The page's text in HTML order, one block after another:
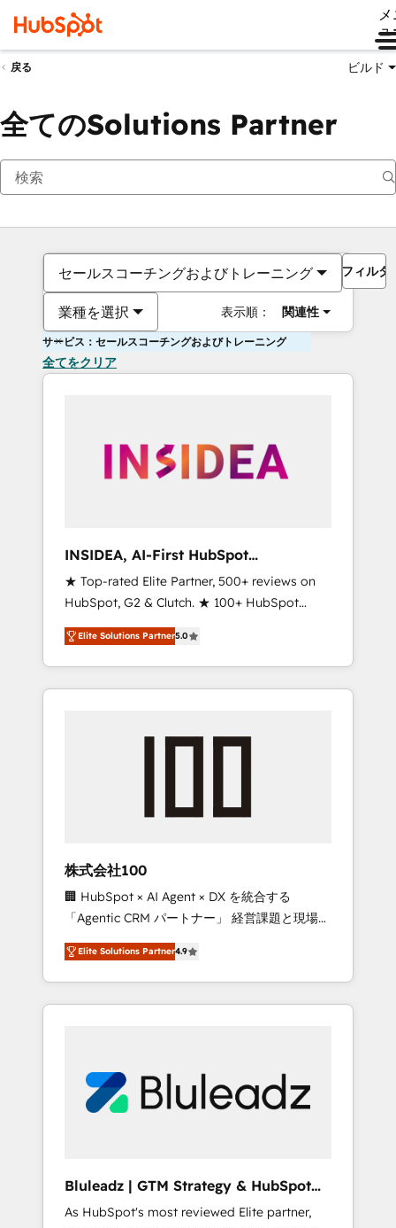
ュ
戻る ビルド
全てのSolutions Partner
セールスコーチングおよびトレーニング
業種を選択 表示順： 関連性
フィルタ
サービス：セールスコーチングおよびトレーニング
全てをクリア
INSIDEA, AI-First HubSpot
Onboarding & RevOps
★ Top-rated Elite Partner, 500+ reviews on
HubSpot, G2 & Clutch. ★ 100+ HubSpot
Certified Experts & Trainers across the team
★ 1,500+ implementations across five
continents ★ AI-First, RevOps-led,
Onboarding obsessed ★ Company of the
engine. We onboard your team, migrate your
from any legacy CRM. Zero downtime, full
data integrity. ➤ Implementation: Configure
HubSpot to run your revenue process. Sales,
marketing, and service wired together. ➤ AI
and Integrations: Layer Breeze AI, custom
agents, and APIs to remove manual work. ➤
Ongoing Management: Monthly tune-ups,
portal? We are built for the work.
Elite Solutions Partner5.0
株式会社100
🏢 HubSpot × AI Agent × DX を統合する
「Agentic CRM パートナー」 経営課題と現場業
務をつなぐAIネイティブ・エージェンシーとし
て、HubSpot Eliteの実装力で顧客フロント業務
を再設計します。 💡 100inc は何をする会社
か？ HubSpotを共通基盤に、AIエージェントを
部・グループ会社・部門が分立する組織で、デ
ータと業務プロセスのサイロ化を、CRMを軸と
ら、GTMの見える化・自動化まで。全Hub統合
運用、データ品質設計、グループ横断のCRM統
Elite Solutions Partner4.9
Bluleadz | GTM Strategy & HubSpot
Implementation
As HubSpot's most reviewed Elite partner,